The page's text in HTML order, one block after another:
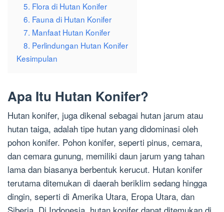
5. Flora di Hutan Konifer
6. Fauna di Hutan Konifer
7. Manfaat Hutan Konifer
8. Perlindungan Hutan Konifer
Kesimpulan
Apa Itu Hutan Konifer?
Hutan konifer, juga dikenal sebagai hutan jarum atau
hutan taiga, adalah tipe hutan yang didominasi oleh
pohon konifer. Pohon konifer, seperti pinus, cemara,
dan cemara gunung, memiliki daun jarum yang tahan
lama dan biasanya berbentuk kerucut. Hutan konifer
terutama ditemukan di daerah beriklim sedang hingga
dingin, seperti di Amerika Utara, Eropa Utara, dan